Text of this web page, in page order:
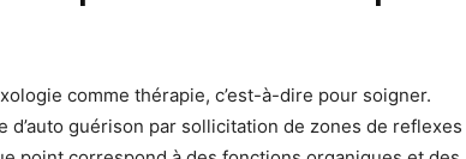
comme thérapie, c’est-à-dire pour soigner.
guérison par sollicitation de zones de reflexes